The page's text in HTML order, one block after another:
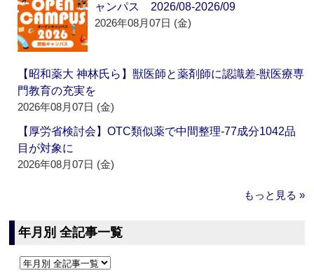
ャンパス 2026/08-2026/09
2026年08月07日 (金)
【昭和薬大 神林氏ら】獣医師と薬剤師に認識差‐獣医療専
門教育の充実を
2026年08月07日 (金)
【厚労省検討会】OTC類似薬で中間整理‐77成分1042品
目が対象に
2026年08月07日 (金)
もっと見る »
年月別 全記事一覧